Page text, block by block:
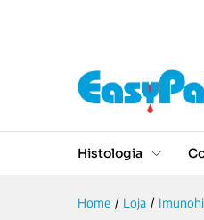
Histologia
Home / Loja /